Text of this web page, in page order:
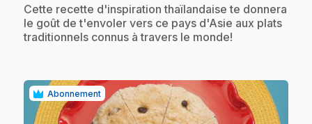
.Cette recette d'inspiration thaïlandaise te donnera
le goût de t'envoler vers ce pays d'Asie aux plats
traditionnels connus à travers le monde!
Abonnement